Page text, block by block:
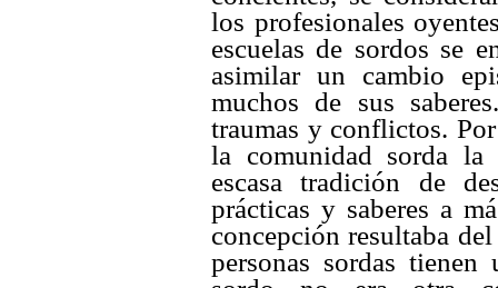
los profesionales
escuelas de sordos se
asimilar un cambio
muchos de sus
traumas y conflictos.
la comunidad sorda la
escasa tradición de
prácticas y saberes a
concepción resultaba
personas sordas